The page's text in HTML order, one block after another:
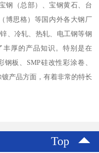
钢（总部）、宝钢黄石、台
博思格）等国内外各大钢厂
、冷轧、热轧、电工钢等钢
厚的产品知识。特别是在
板、SMP硅改性彩涂卷、
产品方面，有着非常的特长
Top